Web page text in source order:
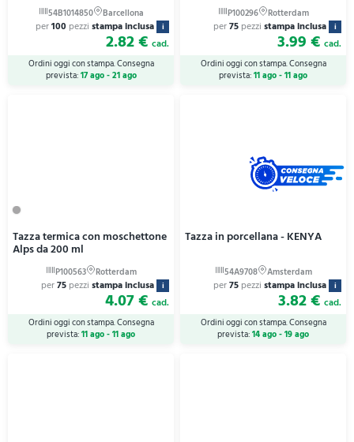
per100 pezzi stampa inclusa i
2.82 € cad.
Ordini oggi con stampa. Consegna
prevista:17 ago - 21 ago
per75 pezzi stampa inclusa i
3.99 € cad.
Ordini oggi con stampa. Consegna
prevista:11 ago - 11 ago
Tazza termica con moschettone
Alps da 200 ml
per75 pezzi stampa inclusa i
4.07 € cad.
Ordini oggi con stampa. Consegna
prevista:11 ago - 11 ago
Tazza in porcellana - KENYA
per75 pezzi stampa inclusa i
3.82 € cad.
Ordini oggi con stampa. Consegna
prevista:14 ago - 19 ago